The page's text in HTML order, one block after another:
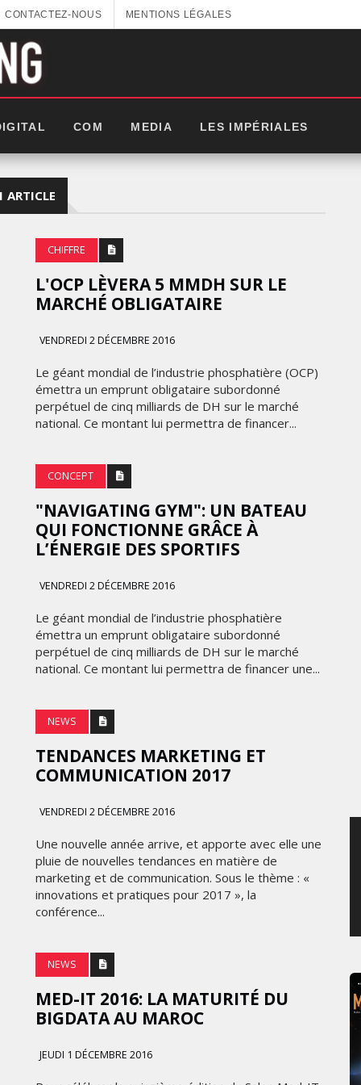
CONTACTEZ-NOUS MENTIONS LÉGALES
COM MEDIA LES IMPÉRIALES
ARTICLE
CHIFFRE
L'OCP LÈVERA 5 MMDH SUR LE
MARCHÉ OBLIGATAIRE
VENDREDI 2 DÉCEMBRE 2016
Le géant mondial de l’industrie phosphatière (OCP)
émettra un emprunt obligataire subordonné
perpétuel de cinq milliards de DH sur le marché
national. Ce montant lui permettra de financer...
CONCEPT
"NAVIGATING GYM": UN BATEAU
QUI FONCTIONNE GRÂCE À
L’ÉNERGIE DES SPORTIFS
VENDREDI 2 DÉCEMBRE 2016
Le géant mondial de l’industrie phosphatière
émettra un emprunt obligataire subordonné
perpétuel de cinq milliards de DH sur le marché
national. Ce montant lui permettra de financer une...
NEWS
TENDANCES MARKETING ET
COMMUNICATION 2017
VENDREDI 2 DÉCEMBRE 2016
Une nouvelle année arrive, et apporte avec elle une
pluie de nouvelles tendances en matière de
marketing et de communication. Sous le thème : «
innovations et pratiques pour 2017 », la
conférence...
NEWS
MED-IT 2016: LA MATURITÉ DU
BIGDATA AU MAROC
JEUDI 1 DÉCEMBRE 2016
GITEX AFRICA : LES NOUVELLES
FRONTIÈRES DE
L’INNOVATION AFRICAINE
LUNDI 6 AVRIL 2026
WEDGEWOOD WEDDINGS MISE
SUR UNE CAMPAGNE
NATIONALE POUR
MARIAGE